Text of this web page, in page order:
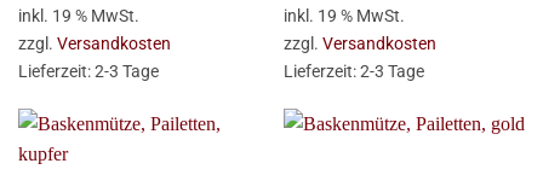
inkl. 19 % MwSt.
zzgl. Versandkosten
Lieferzeit:2-3 Tage
inkl. 19 % MwSt.
zzgl. Versandkosten
Lieferzeit:2-3 Tage